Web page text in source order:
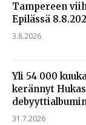
Tampereen
Epilässä
3.8.2026
Yli 54 000
kerännyt
31.7.2026